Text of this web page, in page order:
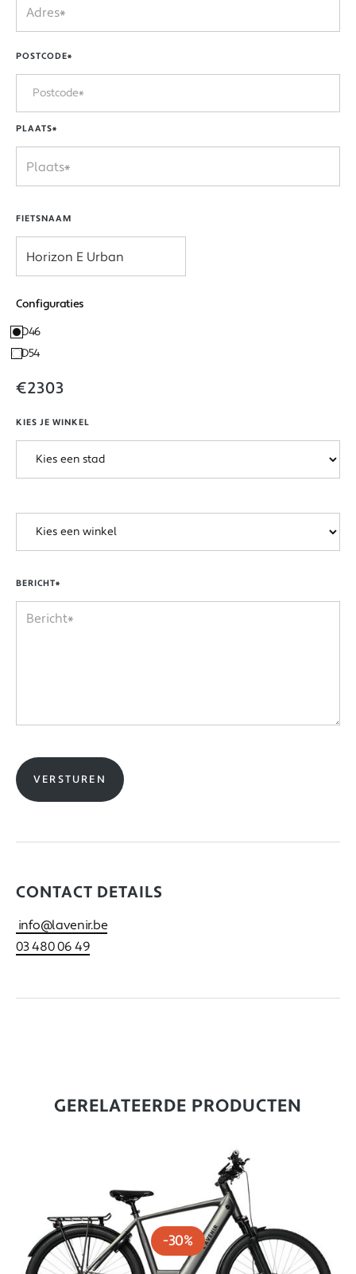
POSTCODE*
PLAATS*
FIETSNAAM
Configuraties
D46
D54
€2303
KIES JE WINKEL
BERICHT*
CONTACT DETAILS
info@lavenir.be
03 480 06 49
GERELATEERDE PRODUCTEN
-30%